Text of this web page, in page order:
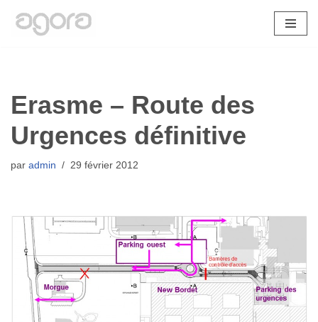
Erasme – Route des
Urgences définitive
par admin 29 février 2012